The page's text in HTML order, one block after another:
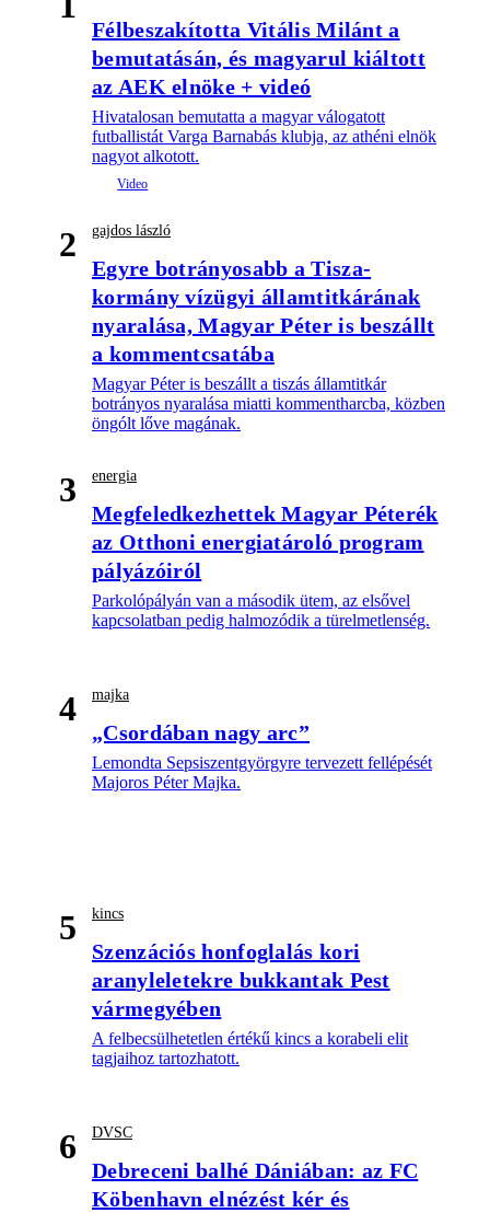
Félbeszakította Vitális Milánt a
bemutatásán, és magyarul kiáltott
az AEK elnöke + videó
Hivatalosan bemutatta a magyar válogatott
futballistát Varga Barnabás klubja, az athéni elnök
nagyot alkotott.
2 gajdos lászló
Egyre botrányosabb a Tisza-
kormány vízügyi államtitkárának
nyaralása, Magyar Péter is beszállt
a kommentcsatába
Magyar Péter is beszállt a tiszás államtitkár
botrányos nyaralása miatti kommentharcba, közben
öngólt lőve magának.
3 energia
Megfeledkezhettek Magyar Péterék
az Otthoni energiatároló program
pályázóiról
Parkolópályán van a második ütem, az elsővel
kapcsolatban pedig halmozódik a türelmetlenség.
4 majka
„Csordában nagy arc”
Lemondta Sepsiszentgyörgyre tervezett fellépését
Majoros Péter Majka.
5 kincs
Szenzációs honfoglalás kori
aranyleletekre bukkantak Pest
vármegyében
A felbecsülhetetlen értékű kincs a korabeli elit
tagjaihoz tartozhatott.
6 DVSC
Debreceni balhé Dániában: az FC
Köbenhavn elnézést kér és